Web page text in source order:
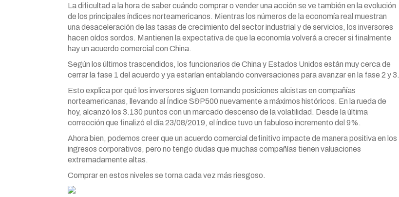
La dificultad a la hora de saber cuándo comprar o vender una acción se ve también en la evolución
de los principales índices norteamericanos. Mientras los números de la economía real muestran
una desaceleración de las tasas de crecimiento del sector industrial y de servicios, los inversores
hacen oídos sordos. Mantienen la expectativa de que la economía volverá a crecer si finalmente
hay un acuerdo comercial con China.
Según los últimos trascendidos, los funcionarios de China y Estados Unidos están muy cerca de
cerrar la fase 1 del acuerdo y ya estarían entablando conversaciones para avanzar en la fase 2 y 3.
Esto explica por qué los inversores siguen tomando posiciones alcistas en compañías
norteamericanas, llevando al Índice S&P500 nuevamente a máximos históricos. En la rueda de
hoy, alcanzó los 3.130 puntos con un marcado descenso de la volatilidad. Desde la última
corrección que finalizó el día 23/08/2019, el índice tuvo un fabuloso incremento del 9%.
Ahora bien, podemos creer que un acuerdo comercial definitivo impacte de manera positiva en los
ingresos corporativos, pero no tengo dudas que muchas compañías tienen valuaciones
extremadamente altas.
Comprar en estos niveles se torna cada vez más riesgoso.